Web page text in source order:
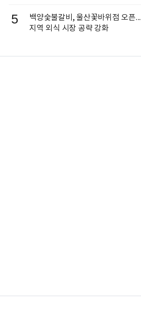
5
백양숯불갈비, 울산꽃바위점 오픈...
지역 외식 시장 공략 강화